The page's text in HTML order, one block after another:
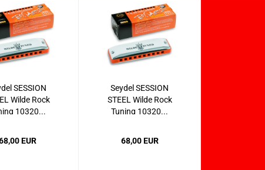
SESSION
Wilde Rock
10320...
EUR
Seydel SESSION
STEEL Wilde Rock
Tuning 10320...
68,00 EUR